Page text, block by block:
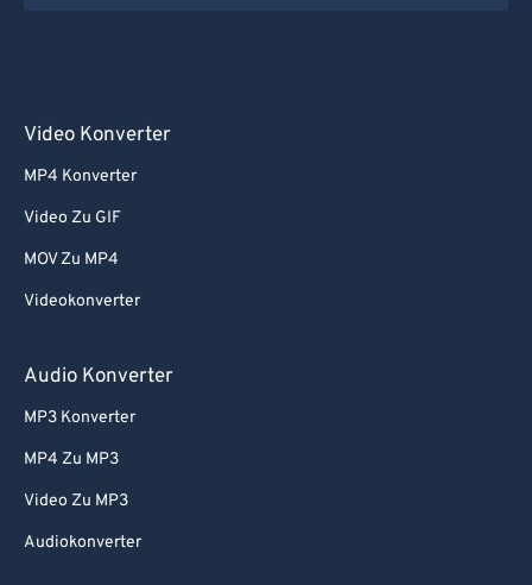
Video Konverter
MP4 Konverter
Video Zu GIF
MOV Zu MP4
Videokonverter
Audio Konverter
MP3 Konverter
MP4 Zu MP3
Video Zu MP3
Audiokonverter